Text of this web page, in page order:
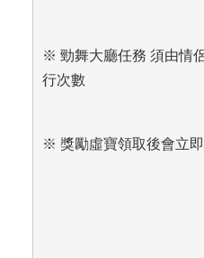
※ 勁舞大廳任務 須由情
行次數
※ 獎勵虛寶領取後會立即